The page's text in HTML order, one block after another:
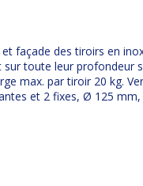
façade des tiroirs en
sur toute leur profondeur
max. par tiroir 20 kg.
et 2 fixes, Ø 125